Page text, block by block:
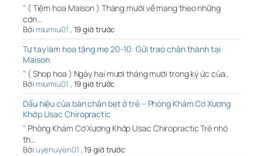
" ( Tiệm hoa Maison ) Tháng mười về mang theo những
cơn…
Bởi miumiu01 , 19 giờ trước
Tự tay làm hoa tặng mẹ 20-10: Gửi trao chân thành tại
Maison
" ( Shop hoa ) Ngày hai mươi tháng mười trong ký ức của…
Bởi miumiu01 , 19 giờ trước
Dấu hiệu của bàn chân bẹt ở trẻ – Phòng Khám Cơ Xương
Khớp Usac Chiropractic
" Phòng Khám Cơ Xương Khớp Usac Chiropractic Trẻ nhỏ
th…
Bởi uyenuyen01 ,19 giờ trước